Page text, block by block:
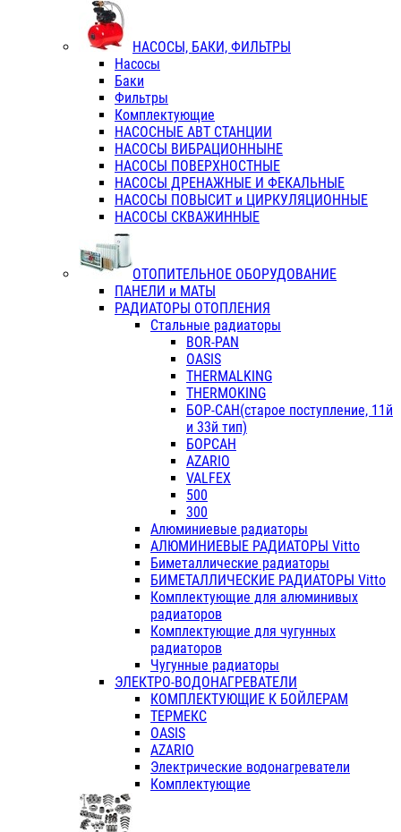
НАСОСЫ, БАКИ, ФИЛЬТРЫ
Насосы
Баки
Фильтры
Комплектующие
НАСОСНЫЕ АВТ СТАНЦИИ
НАСОСЫ ВИБРАЦИОННЫНЕ
НАСОСЫ ПОВЕРХНОСТНЫЕ
НАСОСЫ ДРЕНАЖНЫЕ И ФЕКАЛЬНЫЕ
НАСОСЫ ПОВЫСИТ и ЦИРКУЛЯЦИОННЫЕ
НАСОСЫ СКВАЖИННЫЕ
ОТОПИТЕЛЬНОЕ ОБОРУДОВАНИЕ
ПАНЕЛИ и МАТЫ
РАДИАТОРЫ ОТОПЛЕНИЯ
Стальные радиаторы
BOR-PAN
OASIS
THERMALKING
THERMOKING
БОР-САН(старое поступление, 11й
и 33й тип)
БОРСАН
AZARIO
VALFEX
500
300
Алюминиевые радиаторы
АЛЮМИНИЕВЫЕ РАДИАТОРЫ Vitto
Биметаллические радиаторы
БИМЕТАЛЛИЧЕСКИЕ РАДИАТОРЫ Vitto
Комплектующие для алюминивых
радиаторов
Комплектующие для чугунных
радиаторов
Чугунные радиаторы
ЭЛЕКТРО-ВОДОНАГРЕВАТЕЛИ
КОМПЛЕКТУЮЩИЕ К БОЙЛЕРАМ
ТЕРМЕКС
OASIS
AZARIO
Электрические водонагреватели
Комплектующие